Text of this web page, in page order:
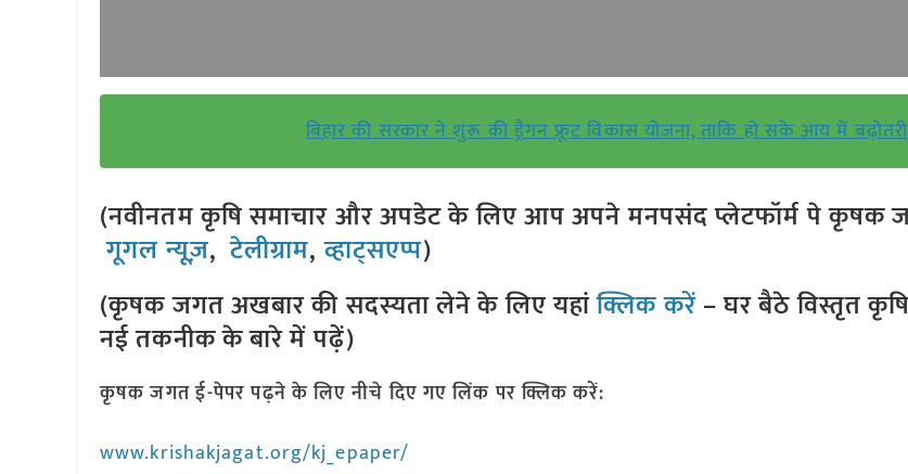
बिहार की सरकार ने शुरू की ड्रैगन फ्रूट विकास योजना, ताकि हो सके आय में बढ़ोतरी
(नवीनतम कृषि समाचार और अपडेट के लिए आप अपने मनपसंद प्लेटफॉर्म पे कृषक
गूगल न्यूज़,टेलीग्राम,व्हाट्सएप्प)
(कृषक जगत अखबार की सदस्यता लेने के लिए यहांक्लिक करें– घर बैठे विस्तृत
नई तकनीक के बारे में पढ़ें)
कृषक जगत ई-पेपर पढ़ने के लिए नीचे दिए गए लिंक पर क्लिक करें:
www.krishakjagat.org/kj_epaper/